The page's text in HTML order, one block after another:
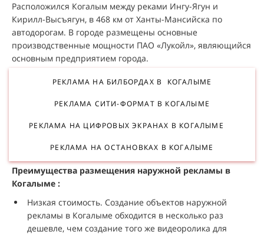
Расположился Когалым между реками Ингу-Ягун и
Кирилл-Высъягун, в 468 км от Ханты-Мансийска по
автодорогам. В городе размещены основные
производственные мощности ПАО «Лукойл», являющийся
основным предприятием города.
РЕКЛАМА НА БИЛБОРДАХ В КОГАЛЫМЕ
РЕКЛАМА СИТИ-ФОРМАТ В КОГАЛЫМЕ
РЕКЛАМА НА ЦИФРОВЫХ ЭКРАНАХ В КОГАЛЫМЕ
РЕКЛАМА НА ОСТАНОВКАХ В КОГАЛЫМЕ
Преимущества размещения наружной рекламы в
Когалыме :
Низкая стоимость. Создание объектов наружной
рекламы в Когалыме обходится в несколько раз
дешевле, чем создание того же видеоролика для